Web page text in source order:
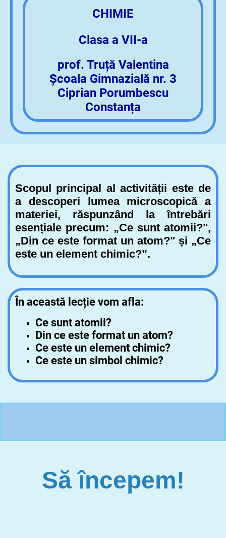
CHIMIE
Clasa a VII-a
prof. Truță Valentina
Școala Gimnazială nr. 3
Ciprian Porumbescu
Constanța
Scopul principal al activității este de
a descoperi lumea microscopică a
materiei, răspunzând la întrebări
esențiale precum: „Ce sunt atomii?",
„Din ce este format un atom?" și „Ce
este un element chimic?”.
În această lecție vom afla:
Ce sunt atomii?
Din ce este format un atom?
Ce este un element chimic?
Ce este un simbol chimic?
Să începem!